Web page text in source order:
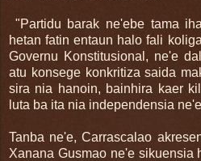
"Partidu barak ne'ebe tama
hetan fatin entaun halo fali
Governu Konstitusional, ne'e
atu konsege konkritiza saida
sira nia hanoin, bainhira kaer
luta ba ita nia independensia
Tanba ne'e, Carrascalao
Xanana Gusmao ne'e sikuensia